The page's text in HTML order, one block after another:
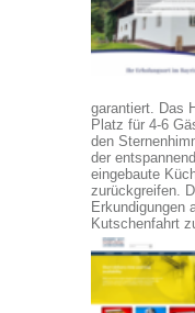
garantiert. Das
Platz für 4-6
den
der
eingebaute
zurückgreifen.
Erkundigungen
Kutschenfahrt